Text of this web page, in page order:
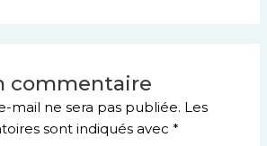
commentaire
mail ne sera pas publiée. Les
sont indiqués avec*